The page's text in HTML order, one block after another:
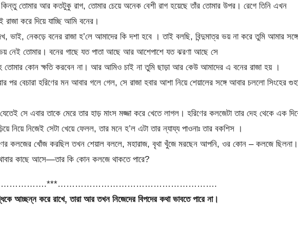
কিন্তু তোমার আর কতটুকু রাগ, তোমার চেয়ে অনেক বেশী রাগ হয়েছে তাঁর তোমার উপর। রেগে তিনি এখন
করে দিয়ে যাচ্ছি আমি বনের।
ভাই, নেকড়ে বনের রাজা হ’লে আমাদের কি দশা হবে । তাই বলছি, বিন্দুমাত্র ভয় না করে তুমি আমার সঙ্গে
নেই তোমার। বনের গাছে যত পাতা আছে আর আশেপাশে যত ঝরণা আছে সে
তোমার কোন ক্ষতি করবেন না। আর আমিও চাই না তুমি ছাড়া আর কেউ আমাদের এ বনের রাজা হয় ।
বেচারা হরিণের মন আবার গলে গেল, সে রাজা হবার আশা নিয়ে শেয়ালের সঙ্গে আবার চললো সিংহের
সে এবার তাকে মেরে তার হাড় মাংস মজ্জা করে খেতে লাগল। হরিণের কলজেটা তার দেহ থেকে এক
নিয়ে নিজেই সেটা খেয়ে ফেলল, তার মনে হ’ল এটা তার ন্যায্য পাওনাঃ তার বকশিস ।
কলজের খোঁজ করছিল তখন শেয়াল বললে, মহারাজ, বৃথা খুঁজে মরছেন আপনি, ওর কোন – কলজে ছিলনা।
কাছে আসে—তার কি কোন কলজে থাকতে পারে?
আচ্ছন্ন করে রাখে, তারা আর তখন নিজেদের বিপদের কথা ভাবতে পারে না।